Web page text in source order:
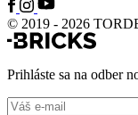
© 2019 - 2026
Prihláste sa na odber